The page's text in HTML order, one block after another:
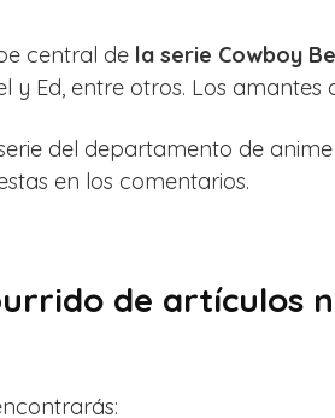
central de la serie Cowboy
y Ed, entre otros. Los
del departamento de
en los comentarios.
de artículos